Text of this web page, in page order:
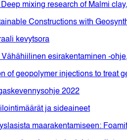
mixing research of Malmi
Constructions with
kevytsora
Vähähiilinen esirakentaminen -
of geopolymer injections to treat
2022
ja sideaineet
maarakentamiseen: